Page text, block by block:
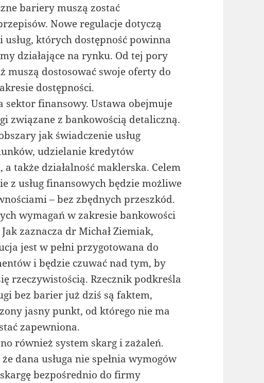
bariery muszą zostać
Nowe regulacje dotyczą
których dostępność powinna
działające na rynku. Od tej pory
muszą dostosować swoje oferty do
dostępności.
sektor finansowy. Ustawa obejmuje
związane z bankowością detaliczną.
jak świadczenie usług
udzielanie kredytów
także działalność maklerska. Celem
z usług finansowych będzie możliwe
– bez zbędnych przeszkód.
wymagań w zakresie bankowości
zaznacza dr Michał Ziemiak,
jest w pełni przygotowana do
i będzie czuwać nad tym, by
rzeczywistością. Rzecznik podkreśla
bez barier już dziś są faktem,
jasny punkt, od którego nie ma
zapewniona.
również system skarg i zażaleń.
dana usługa nie spełnia wymogów
bezpośrednio do firmy